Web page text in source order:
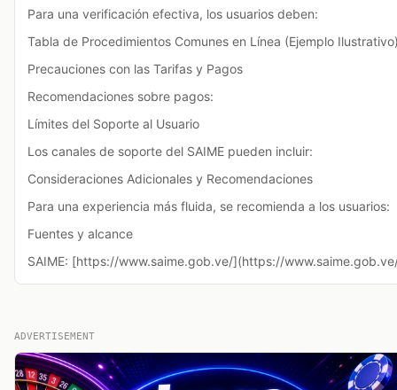
Para una verificación efectiva, los usuarios deben:
Tabla de Procedimientos Comunes en Línea (Ejemplo
Precauciones con las Tarifas y Pagos
Recomendaciones sobre pagos:
Límites del Soporte al Usuario
Los canales de soporte del SAIME pueden incluir:
Consideraciones Adicionales y Recomendaciones
Para una experiencia más fluida, se recomienda a los usuarios:
Fuentes y alcance
SAIME: [https://www.saime.gob.ve/](https://
ADVERTISEMENT